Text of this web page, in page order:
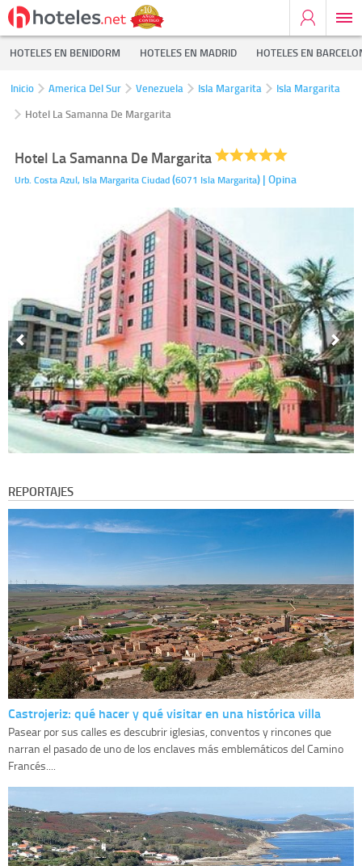
HOTELES EN BENIDORM HOTELES EN MADRID HOTELES EN
Inicio America Del Sur Venezuela Isla Margarita
Isla Margarita
Hotel La Samanna De Margarita
Hotel La Samanna De Margarita
Urb. Costa Azul, Isla Margarita Ciudad(6071 Isla Margarita) | Opina
REPORTAJES
Castrojeriz: qué hacer y qué visitar en una histórica villa
Pasear por sus calles es descubrir iglesias, conventos y rincones que
narran el pasado de uno de los enclaves más emblemáticos del Camino
Francés....